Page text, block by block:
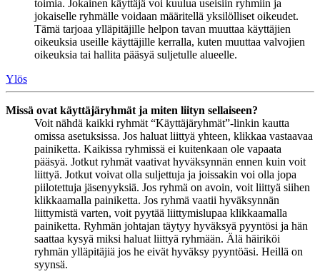
toimia. Jokainen käyttäjä voi kuulua useisiin ryhmiin ja
jokaiselle ryhmälle voidaan määritellä yksilölliset oikeudet.
Tämä tarjoaa ylläpitäjille helpon tavan muuttaa käyttäjien
oikeuksia useille käyttäjille kerralla, kuten muuttaa valvojien
oikeuksia tai hallita pääsyä suljetulle alueelle.
Ylös
Missä ovat käyttäjäryhmät ja miten liityn sellaiseen?
Voit nähdä kaikki ryhmät “Käyttäjäryhmät”-linkin kautta
omissa asetuksissa. Jos haluat liittyä yhteen, klikkaa vastaavaa
painiketta. Kaikissa ryhmissä ei kuitenkaan ole vapaata
pääsyä. Jotkut ryhmät vaativat hyväksynnän ennen kuin voit
liittyä. Jotkut voivat olla suljettuja ja joissakin voi olla jopa
piilotettuja jäsenyyksiä. Jos ryhmä on avoin, voit liittyä siihen
klikkaamalla painiketta. Jos ryhmä vaatii hyväksynnän
liittymistä varten, voit pyytää liittymislupaa klikkaamalla
painiketta. Ryhmän johtajan täytyy hyväksyä pyyntösi ja hän
saattaa kysyä miksi haluat liittyä ryhmään. Älä häiriköi
ryhmän ylläpitäjiä jos he eivät hyväksy pyyntöäsi. Heillä on
syynsä.